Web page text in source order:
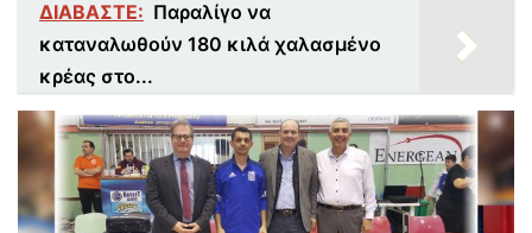
ΔΙΑΒΑΣΤΕ: Παραλίγο να
καταναλωθούν 180 κιλά χαλασμένο
κρέας στο...